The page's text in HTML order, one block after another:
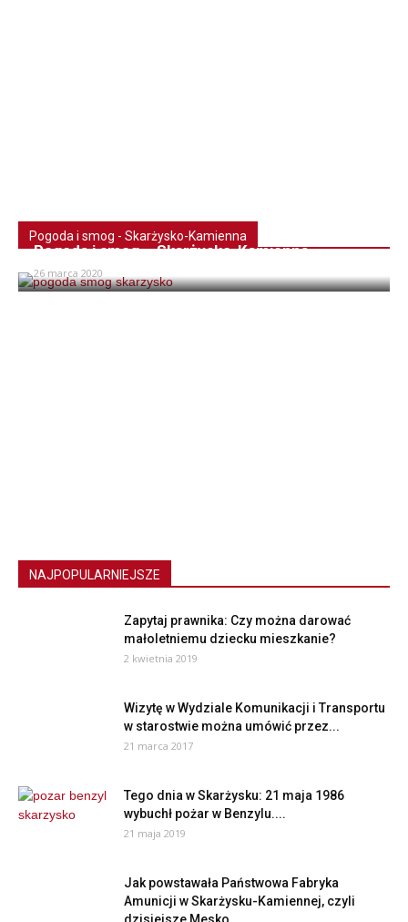
Pogoda i smog - Skarżysko-Kamienna
Pogoda i smog – Skarżysko-Kamienna
26 marca 2020
NAJPOPULARNIEJSZE
Zapytaj prawnika: Czy można darować
małoletniemu dziecku mieszkanie?
2 kwietnia 2019
Wizytę w Wydziale Komunikacji i Transportu
w starostwie można umówić przez...
21 marca 2017
Tego dnia w Skarżysku: 21 maja 1986
wybuchł pożar w Benzylu....
21 maja 2019
Jak powstawała Państwowa Fabryka
Amunicji w Skarżysku-Kamiennej, czyli